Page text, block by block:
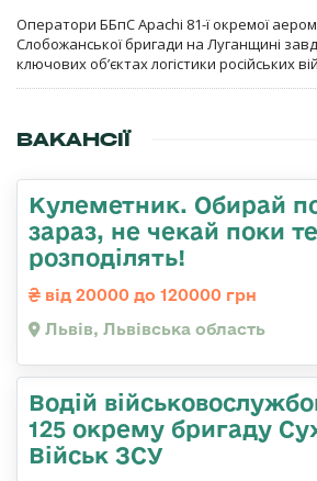
Оператори ББпС Apachi 81-ї окремої
Слобожанської бригади на Луганщині
ключових об’єктах логістики російських
ВАКАНСІЇ
Кулеметник. Обирай
зараз, не чекай поки
розподілять!
від 20000 до 120000 грн
Львів, Львівська область
Водій
125 окрему бригаду
Військ ЗСУ